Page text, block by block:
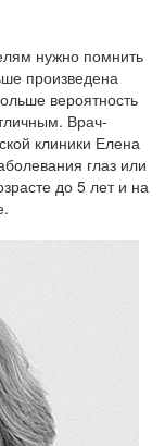
нужно помнить
произведена
вероятность
Врач-
клиники Елена
глаз или
до 5 лет и на